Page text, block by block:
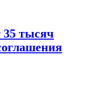
35 тысяч